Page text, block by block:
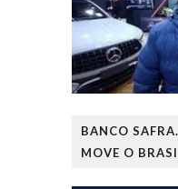
BANCO
MOVE O